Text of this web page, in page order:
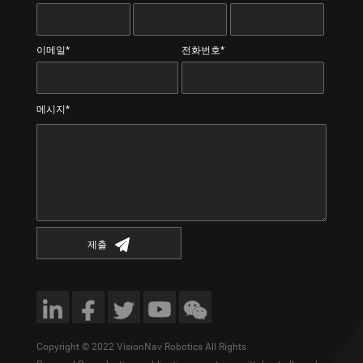
이메일* 전화번호*
메시지*
제출
Copyright © 2022 VisionNav Robotics All Rights